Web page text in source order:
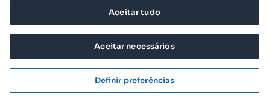
© 2026 Imovirtual.com, OLX Portugal, S.A.
TERMOS DE UTILIZAÇÃO
POLÍTICA DE PRIVACIDADE
CONFIGURAÇÕES DE PRIVACIDADE
Aceitar tudo
Aceitar necessários
Definir preferências